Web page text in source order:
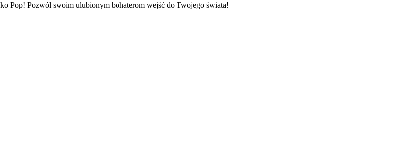
Pop! Pozwól swoim ulubionym bohaterom wejść do Twojego świata!